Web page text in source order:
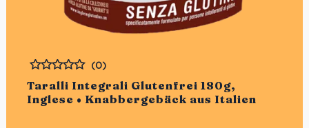
Taralli Integrali Glutenfrei 180g,
Inglese • Knabbergebäck aus Italien
Bewertet
(0)